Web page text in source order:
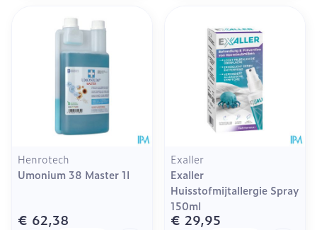
Henrotech
Umonium 38 Master 1l
€ 62,38
Exaller
Exaller
Huisstofmijtallergie Spray
150ml
€ 29,95